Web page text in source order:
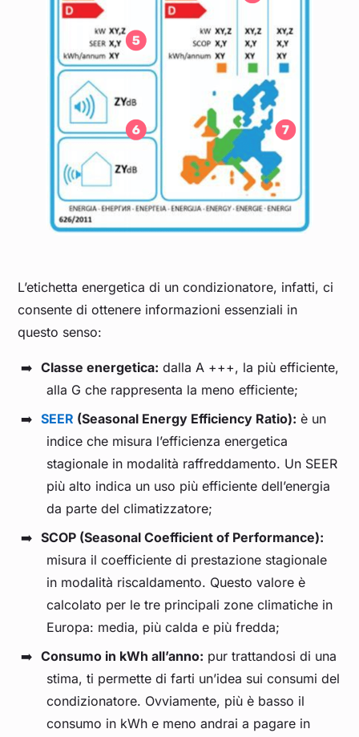
L’etichetta energetica di un condizionatore, infatti, ci
consente di ottenere informazioni essenziali in
questo senso:
Classe energetica: dalla A +++, la più efficiente,
alla G che rappresenta la meno efficiente;
SEER (Seasonal Energy Efficiency Ratio): è un
indice che misura l’efficienza energetica
stagionale in modalità raffreddamento. Un SEER
più alto indica un uso più efficiente dell’energia
da parte del climatizzatore;
SCOP (Seasonal Coefficient of Performance):
misura il coefficiente di prestazione stagionale
in modalità riscaldamento. Questo valore è
calcolato per le tre principali zone climatiche in
Europa: media, più calda e più fredda;
Consumo in kWh all’anno: pur trattandosi di una
stima, ti permette di farti un’idea sui consumi del
condizionatore. Ovviamente, più è basso il
consumo in kWh e meno andrai a pagare in